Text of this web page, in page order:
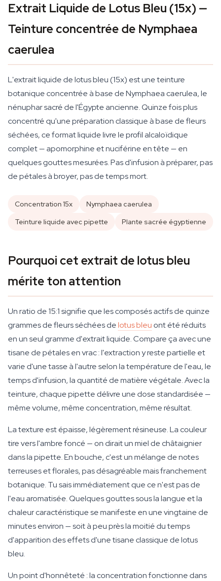
Extrait Liquide de Lotus Bleu (15x) —
Teinture concentrée de Nymphaea
caerulea
L'extrait liquide de lotus bleu (15x) est une teinture
botanique concentrée à base de Nymphaea caerulea, le
nénuphar sacré de l'Égypte ancienne. Quinze fois plus
concentré qu'une préparation classique à base de fleurs
séchées, ce format liquide livre le profil alcaloïdique
complet — apomorphine et nuciférine en tête — en
quelques gouttes mesurées. Pas d'infusion à préparer, pas
de pétales à broyer, pas de temps mort.
Concentration 15x
Nymphaea caerulea
Teinture liquide avec pipette
Plante sacrée égyptienne
Pourquoi cet extrait de lotus bleu
mérite ton attention
Un ratio de 15:1 signifie que les composés actifs de quinze
grammes de fleurs séchées delotus bleu ont été réduits
en un seul gramme d'extrait liquide. Compare ça avec une
tisane de pétales en vrac : l'extraction y reste partielle et
varie d'une tasse à l'autre selon la température de l'eau, le
temps d'infusion, la quantité de matière végétale. Avec la
teinture, chaque pipette délivre une dose standardisée —
même volume, même concentration, même résultat.
La texture est épaisse, légèrement résineuse. La couleur
tire vers l'ambre foncé — on dirait un miel de châtaignier
dans la pipette. En bouche, c'est un mélange de notes
terreuses et florales, pas désagréable mais franchement
botanique. Tu sais immédiatement que ce n'est pas de
l'eau aromatisée. Quelques gouttes sous la langue et la
chaleur caractéristique se manifeste en une vingtaine de
minutes environ — soit à peu près la moitié du temps
d'apparition des effets d'une tisane classique de lotus
bleu.
Un point d'honnêteté : la concentration fonctionne dans